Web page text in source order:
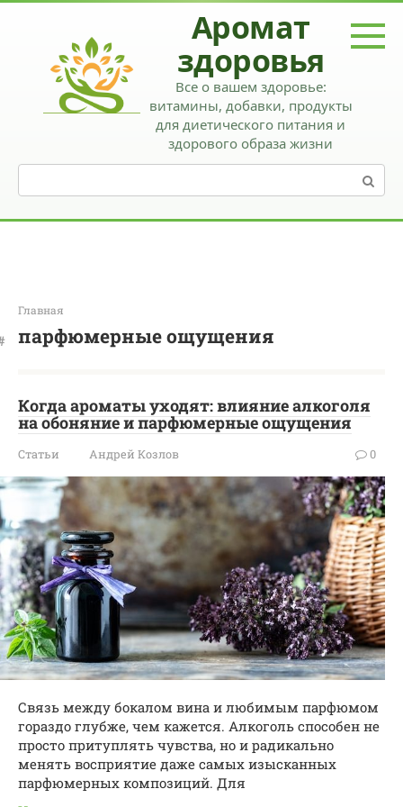
Перейти
Аромат
здоровья
Все о вашем здоровье:
витамины, добавки, продукты
для диетического питания и
здорового образа жизни
Поиск:
Главная
парфюмерные ощущения
Когда ароматы уходят: влияние алкоголя
на обоняние и парфюмерные ощущения
Статьи Андрей Козлов 0
Связь между бокалом вина и любимым парфюмом
гораздо глубже, чем кажется. Алкоголь способен не
просто притуплять чувства, но и радикально
менять восприятие даже самых изысканных
парфюмерных композиций. Для